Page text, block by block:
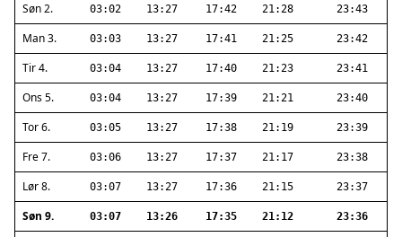
Søn 2. 03:02 13:27 17:42 21:28 23:43
Man 3. 03:03 13:27 17:41 21:25 23:42
Tir 4. 03:04 13:27 17:40 21:23 23:41
Ons 5. 03:04 13:27 17:39 21:21 23:40
Tor 6. 03:05 13:27 17:38 21:19 23:39
Fre 7. 03:06 13:27 17:37 21:17 23:38
Lør 8. 03:07 13:27 17:36 21:15 23:37
Søn 9. 03:07 13:26 17:35 21:12 23:36